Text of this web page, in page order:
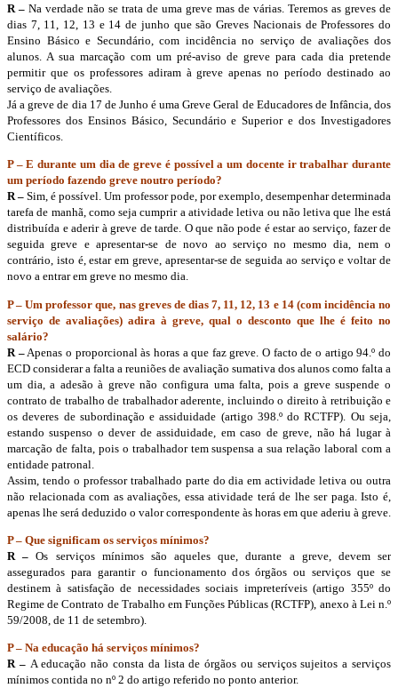
R – Na verdade não se trata de uma greve mas de várias. Teremos as greves de
dias 7, 11, 12, 13 e 14 de junho que são Greves Nacionais de Professores do
Ensino Básico e Secundário, com incidência no serviço de avaliações dos
alunos. A sua marcação com um pré-aviso de greve para cada dia pretende
permitir que os professores adiram à greve apenas no período destinado ao
serviço de avaliações.
Já a greve de dia 17 de Junho é uma Greve Geral de Educadores de Infância, dos
Professores dos Ensinos Básico, Secundário e Superior e dos Investigadores
Científicos.
P – E durante um dia de greve é possível a um docente ir trabalhar durante
um período fazendo greve noutro período?
R – Sim, é possível. Um professor pode, por exemplo, desempenhar determinada
tarefa de manhã, como seja cumprir a atividade letiva ou não letiva que lhe está
distribuída e aderir à greve de tarde. O que não pode é estar ao serviço, fazer de
seguida greve e apresentar-se de novo ao serviço no mesmo dia, nem o
contrário, isto é, estar em greve, apresentar-se de seguida ao serviço e voltar de
novo a entrar em greve no mesmo dia.
P – Um professor que, nas greves de dias 7, 11, 12, 13 e 14 (com incidência no
serviço de avaliações) adira à greve, qual o desconto que lhe é feito no
salário?
R –Apenas o proporcional às horas a que faz greve. O facto de o artigo 94.º do
ECD considerar a falta a reuniões de avaliação sumativa dos alunos como falta a
um dia, a adesão à greve não configura uma falta, pois a greve suspende o
contrato de trabalho de trabalhador aderente, incluindo o direito à retribuição e
os deveres de subordinação e assiduidade (artigo 398.º do RCTFP). Ou seja,
estando suspenso o dever de assiduidade, em caso de greve, não há lugar à
marcação de falta, pois o trabalhador tem suspensa a sua relação laboral com a
entidade patronal.
Assim, tendo o professor trabalhado parte do dia em actividade letiva ou outra
não relacionada com as avaliações, essa atividade terá de lhe ser paga. Isto é,
apenas lhe será deduzido o valor correspondente às horas em que aderiu à greve.
P – Que significam os serviços mínimos?
R – Os serviços mínimos são aqueles que, durante a greve, devem ser
assegurados para garantir o funcionamento dos órgãos ou serviços que se
destinem à satisfação de necessidades sociais impreteríveis (artigo 355º do
Regime de Contrato de Trabalho em Funções Públicas (RCTFP), anexo à Lei n.º
59/2008, de 11 de setembro).
P – Na educação há serviços mínimos?
R – A educação não consta da lista de órgãos ou serviços sujeitos a serviços
mínimos contida no nº 2 do artigo referido no ponto anterior.